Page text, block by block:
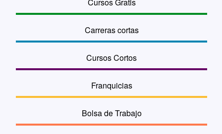
Carreras cortas
Cursos Cortos
Franquicias
Bolsa de Trabajo